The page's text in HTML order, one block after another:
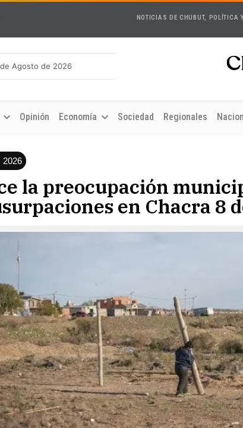
NOTICIAS DE CHUBUT, POLÍTICA
Agosto de 2026
Opinión Economía Sociedad Regionales
2026
la preocupación
en Chacra 8